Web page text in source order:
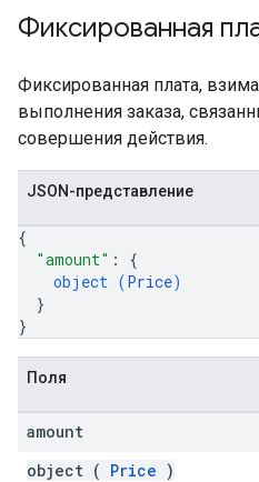
Фиксированная
Фиксированная плата,
выполнения заказа,
совершения действия.
JSON-представление
{
"amount" : {
object (Price)
}
}
Поля
amount
object ( Price )